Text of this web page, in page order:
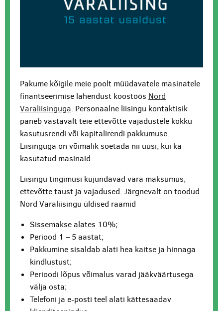
Pakume kõigile meie poolt müüdavatele masinatele
finantseerimise lahendust koostöös Nord
Varaliisinguga. Personaalne liisingu kontaktisik
paneb vastavalt teie ettevõtte vajadustele kokku
kasutusrendi või kapitalirendi pakkumuse.
Liisinguga on võimalik soetada nii uusi, kui ka
kasutatud masinaid.
Liisingu tingimusi kujundavad vara maksumus,
ettevõtte taust ja vajadused. Järgnevalt on toodud
Nord Varaliisingu üldised raamid
Sissemakse alates 10%;
Periood 1 – 5 aastat;
Pakkumine sisaldab alati hea kaitse ja hinnaga
kindlustust;
Perioodi lõpus võimalus varad jääkväärtusega
välja osta;
Telefoni ja e-posti teel alati kättesaadav